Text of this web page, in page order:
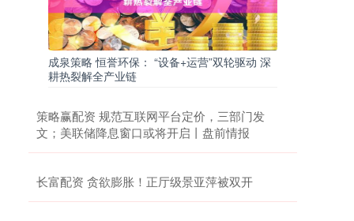
成泉策略 恒誉环保： “设备+运营”双轮驱动 深
耕热裂解全产业链
策略赢配资 规范互联网平台定价，三部门发
文；美联储降息窗口或将开启丨盘前情报
长富配资 贪欲膨胀！正厅级景亚萍被双开